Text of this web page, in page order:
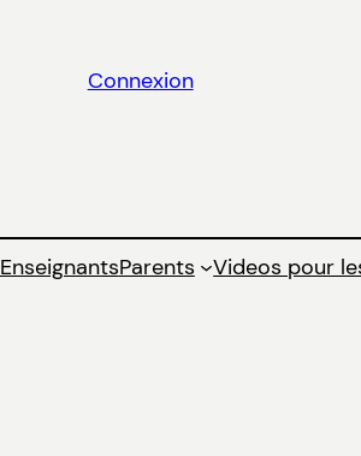
Connexion
EnseignantsParents Videos pour